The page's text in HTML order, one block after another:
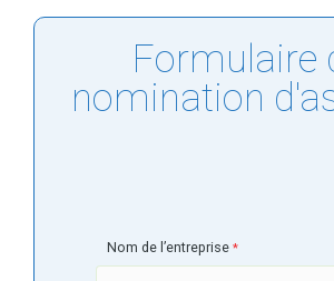
Formulaire
nomination
Nom de l’entreprise